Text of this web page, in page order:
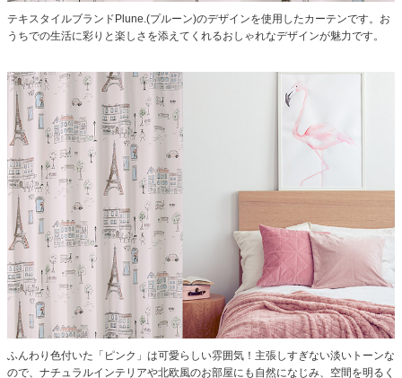
テキスタイルブランドPlune.(プルーン)のデザインを使用したカーテンです。お
うちでの生活に彩りと楽しさを添えてくれるおしゃれなデザインが魅力です。
ふんわり色付いた「ピンク」は可愛らしい雰囲気！主張しすぎない淡いトーンな
ので、ナチュラルインテリアや北欧風のお部屋にも自然になじみ、空間を明るく